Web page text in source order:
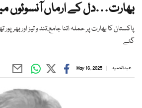
بھارت…دل کے ارماں آنسوئوں
پاکستان کا بھارت پر حملہ اتنا جامع،تند و تیز اور
گئے
عبد الحمید May 16, 2025